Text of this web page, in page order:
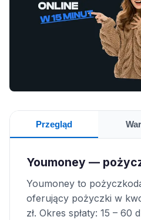
Przegląd
Youmoney —
Youmoney to
oferujący pożyczki w
zł. Okres spłaty: 15 – 60